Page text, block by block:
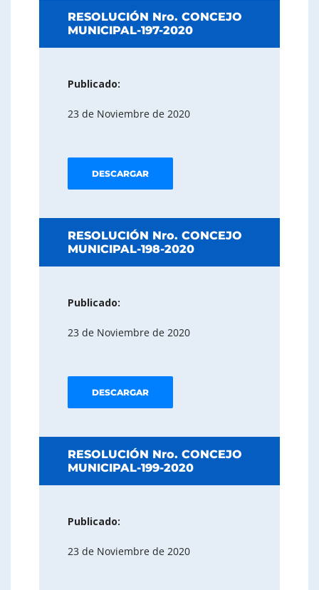
RESOLUCIÓN Nro. CONCEJO
MUNICIPAL-197-2020
Publicado:
23 de Noviembre de 2020
DESCARGAR
RESOLUCIÓN Nro. CONCEJO
MUNICIPAL-198-2020
Publicado:
23 de Noviembre de 2020
DESCARGAR
RESOLUCIÓN Nro. CONCEJO
MUNICIPAL-199-2020
Publicado:
23 de Noviembre de 2020